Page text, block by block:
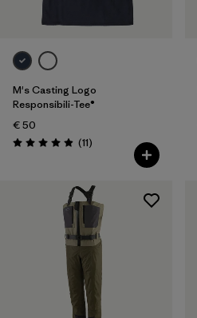
M's Casting Logo
Responsibili-Tee®
€ 50
Bewertung: 4.9 / 5
(11Rezensionen
)